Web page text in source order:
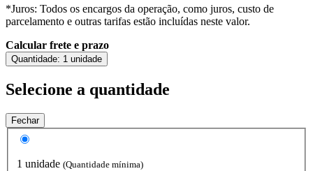
*Juros: Todos os encargos da operação, como juros, custo de
parcelamento e outras tarifas estão incluídas neste valor.
Calcular frete e prazo
Quantidade: 1 unidade
Selecione a quantidade
Fechar
1 unidade (Quantidade mínima)